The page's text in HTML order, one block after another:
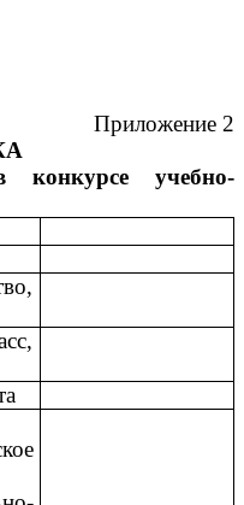
Приложение 2
конкурсе учебно-